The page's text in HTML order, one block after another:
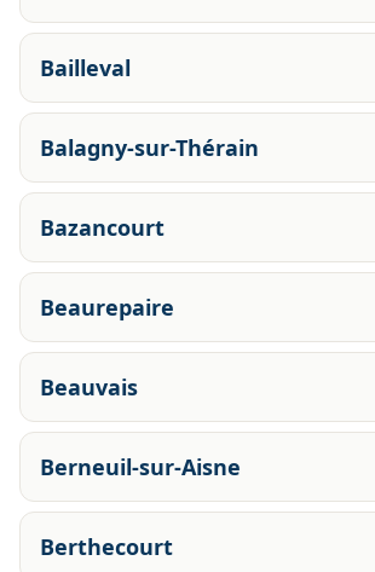
Bailleval
Balagny-sur-Thérain
Bazancourt
Beaurepaire
Beauvais
Berneuil-sur-Aisne
Berthecourt